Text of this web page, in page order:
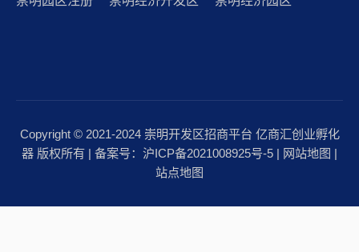
Copyright © 2021-2024 崇明开发区招商平台 亿商汇创业孵化
器 版权所有 | 备案号： 沪ICP备2021008925号-5 | 网站地图 |
站点地图